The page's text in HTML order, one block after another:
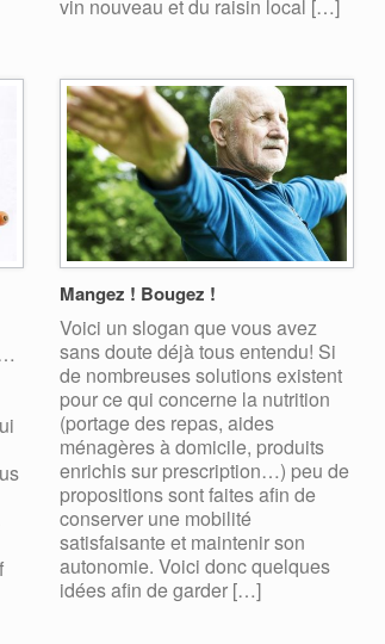
vin nouveau et du raisin local […]
Mangez ! Bougez !
Voici un slogan que vous avez
sans doute déjà tous entendu! Si
de nombreuses solutions existent
pour ce qui concerne la nutrition
(portage des repas, aides
ménagères à domicile, produits
enrichis sur prescription…) peu de
propositions sont faites afin de
conserver une mobilité
satisfaisante et maintenir son
autonomie. Voici donc quelques
idées afin de garder […]